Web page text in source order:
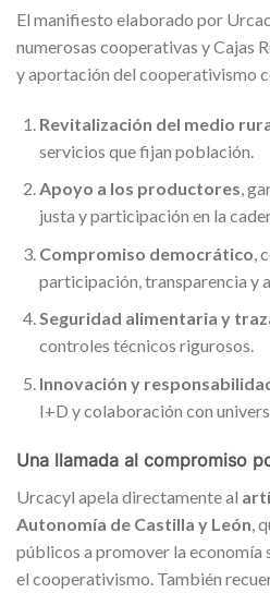
El manifiesto elaborado por
numerosas cooperativas y Cajas
y aportación del cooperativismo
Revitalización del medio
servicios que fijan población.
Apoyo a los productores,
justa y participación en la
Compromiso democrático ,
participación, transparencia y
Seguridad alimentaria y
controles técnicos rigurosos.
Innovación y
I+D y colaboración con
Una llamada al compromiso
Urcacyl apela directamente al
Autonomía de Castilla y León ,
públicos a promover la economía
el cooperativismo. También